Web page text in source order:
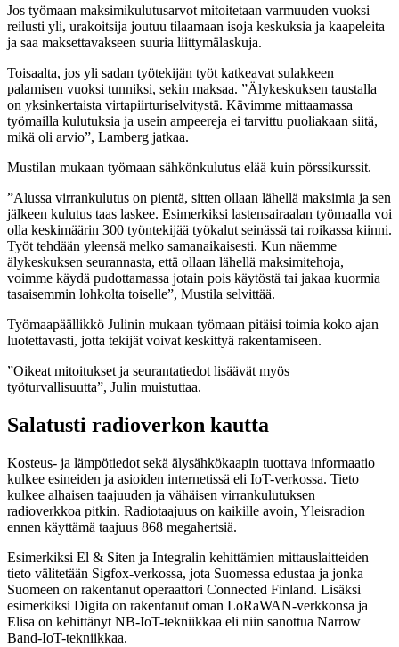
Jos työmaan maksimikulutusarvot mitoitetaan varmuuden vuoksi
reilusti yli, urakoitsija joutuu tilaamaan isoja keskuksia ja kaapeleita
ja saa maksettavakseen suuria liittymälaskuja.
Toisaalta, jos yli sadan työtekijän työt katkeavat sulakkeen
palamisen vuoksi tunniksi, sekin maksaa. ”Älykeskuksen taustalla
on yksinkertaista virtapiirturiselvitystä. Kävimme mittaamassa
työmailla kulutuksia ja usein ampeereja ei tarvittu puoliakaan siitä,
mikä oli arvio”, Lamberg jatkaa.
Mustilan mukaan työmaan sähkönkulutus elää kuin pörssikurssit.
”Alussa virrankulutus on pientä, sitten ollaan lähellä maksimia ja sen
jälkeen kulutus taas laskee. Esimerkiksi lastensairaalan työmaalla voi
olla keskimäärin 300 työntekijää työkalut seinässä tai roikassa kiinni.
Työt tehdään yleensä melko samanaikaisesti. Kun näemme
älykeskuksen seurannasta, että ollaan lähellä maksimitehoja,
voimme käydä pudottamassa jotain pois käytöstä tai jakaa kuormia
tasaisemmin lohkolta toiselle”, Mustila selvittää.
Työmaapäällikkö Julinin mukaan työmaan pitäisi toimia koko ajan
luotettavasti, jotta tekijät voivat keskittyä rakentamiseen.
”Oikeat mitoitukset ja seurantatiedot lisäävät myös
työturvallisuutta”, Julin muistuttaa.
Salatusti radioverkon kautta
Kosteus- ja lämpötiedot sekä älysähkökaapin tuottava informaatio
kulkee esineiden ja asioiden internetissä eli IoT-verkossa. Tieto
kulkee alhaisen taajuuden ja vähäisen virrankulutuksen
radioverkkoa pitkin. Radiotaajuus on kaikille avoin, Yleisradion
ennen käyttämä taajuus 868 megahertsiä.
Esimerkiksi El & Siten ja Integralin kehittämien mittauslaitteiden
tieto välitetään Sigfox-verkossa, jota Suomessa edustaa ja jonka
Suomeen on rakentanut operaattori Connected Finland. Lisäksi
esimerkiksi Digita on rakentanut oman LoRaWAN-verkkonsa ja
Elisa on kehittänyt NB-IoT-tekniikkaa eli niin sanottua Narrow
Band-IoT-tekniikkaa.